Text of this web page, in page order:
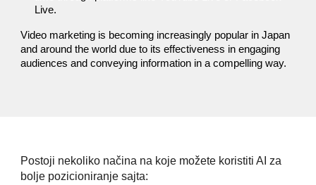
Live.
Video marketing is becoming increasingly popular in Japan
and around the world due to its effectiveness in engaging
audiences and conveying information in a compelling way.
Postoji nekoliko načina na koje možete koristiti AI za
bolje pozicioniranje sajta: